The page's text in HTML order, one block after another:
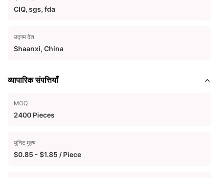
CIQ, sgs, fda
उद्गम देश
Shaanxi, China
व्यापारिक संपत्तियाँ
MOQ
2400 Pieces
यूनिट मूल्य
$0.85 - $1.85 / Piece